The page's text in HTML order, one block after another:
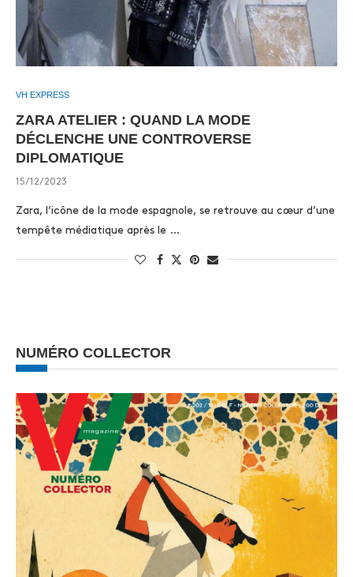
VH EXPRESS
ZARA ATELIER : QUAND LA MODE
DÉCLENCHE UNE CONTROVERSE
DIPLOMATIQUE
15/12/2023
Zara, l’icône de la mode espagnole, se retrouve au cœur d’une
tempête médiatique après le …
NUMÉRO COLLECTOR